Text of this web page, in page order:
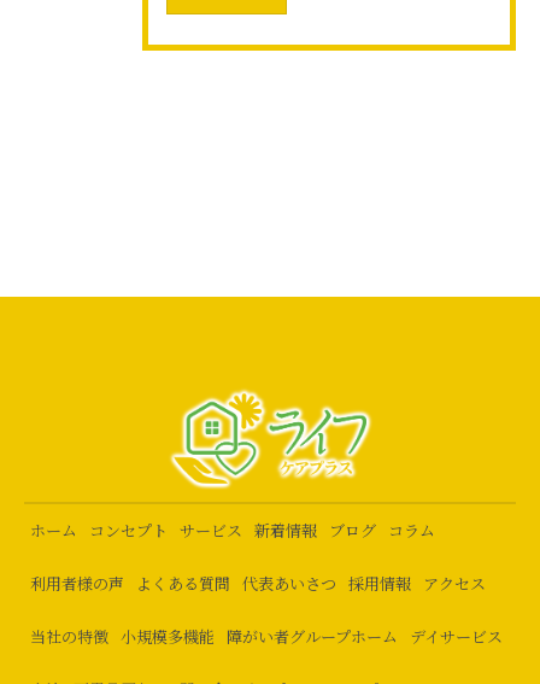
ホーム コンセプト サービス 新着情報 ブログ コラム
利用者様の声 よくある質問 代表あいさつ 採用情報 アクセス
当社の特徴 小規模多機能 障がい者グループホーム デイサービス